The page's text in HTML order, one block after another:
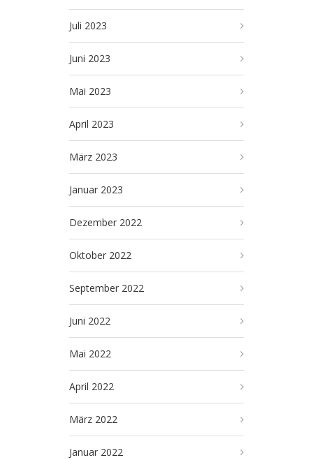
Juli 2023
Juni 2023
Mai 2023
April 2023
März 2023
Januar 2023
Dezember 2022
Oktober 2022
September 2022
Juni 2022
Mai 2022
April 2022
März 2022
Januar 2022